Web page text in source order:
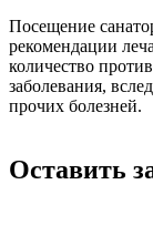
Посещение
рекомендации
количество
заболевания,
прочих болезней.
Оставить